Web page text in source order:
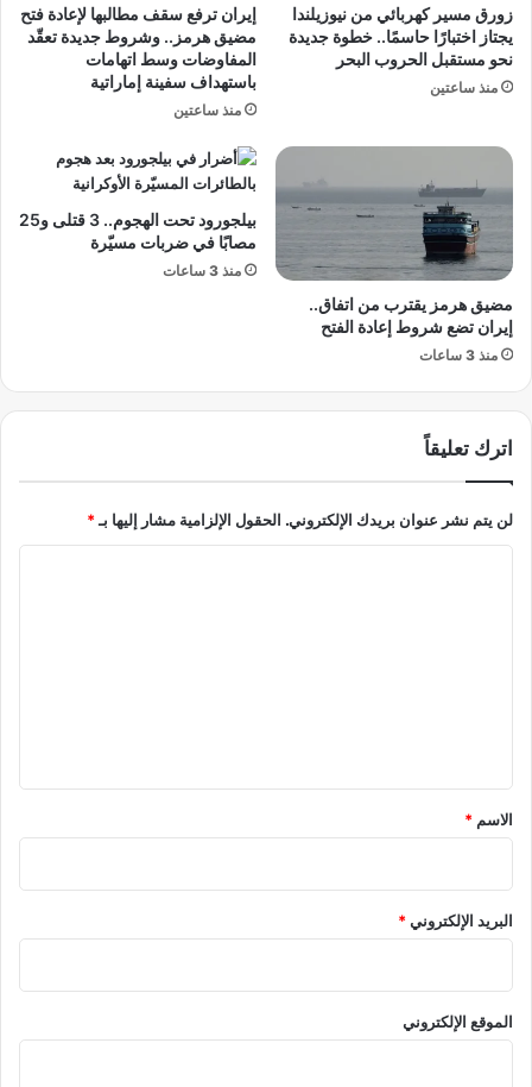
ا
ج
ر
ح
ف
س
ا
و
ف
ا
.
4
ف
ا
ع
ا
أ
و
م
ع
2
0
زورق مسير كهربائي من نيوزيلندا
يجتاز اختبارًا حاسمًا.. خطوة جديدة
نحو مستقبل الحروب البحر
منذ ساعتين
إيران ترفع سقف مطالبها لإعادة فتح
مضيق هرمز.. وشروط جديدة تعقّد
المفاوضات وسط اتهامات
باستهداف سفينة إماراتية
منذ ساعتين
مضيق هرمز يقترب من اتفاق..
إيران تضع شروط إعادة الفتح
منذ 3 ساعات
بيلجورود تحت الهجوم.. 3 قتلى و25
مصابًا في ضربات مسيّرة
منذ 3 ساعات
اترك تعليقاً
لن يتم نشر عنوان بريدك الإلكتروني. الحقول الإلزامية مشار إليها بـ*
*
الاسم *
البريد الإلكتروني*
الموقع الإلكتروني